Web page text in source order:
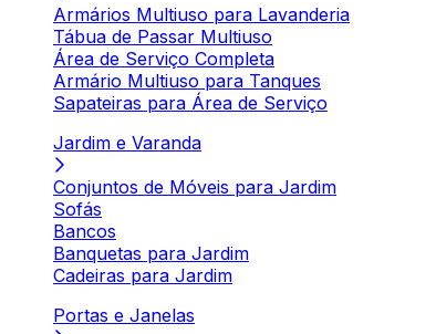
Armários Multiuso para Lavanderia
Tábua de Passar Multiuso
Área de Serviço Completa
Armário Multiuso para Tanques
Sapateiras para Área de Serviço
Jardim e Varanda
Conjuntos de Móveis para Jardim
Sofás
Bancos
Banquetas para Jardim
Cadeiras para Jardim
Portas e Janelas